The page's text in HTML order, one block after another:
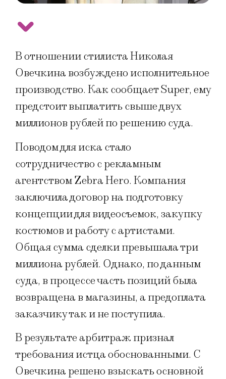
В отношении стилиста Николая
Овечкина возбуждено исполнительное
производство. Как сообщает Super, ему
предстоит выплатить свыше двух
миллионов рублей по решению суда.
Поводом для иска стало
сотрудничество с рекламным
агентством Zebra Hero. Компания
заключила договор на подготовку
концепции для видеосъемок, закупку
костюмов и работу с артистами.
Общая сумма сделки превышала три
миллиона рублей. Однако, по данным
суда, в процессе часть позиций была
возвращена в магазины, а предоплата
заказчику так и не поступила.
В результате арбитраж признал
требования истца обоснованными. С
Овечкина решено взыскать основной